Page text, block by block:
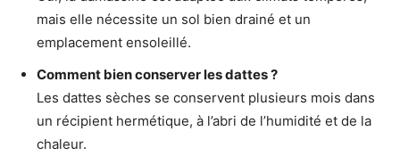
mais elle nécessite un sol bien drainé et un
emplacement ensoleillé.
Comment bien conserver les dattes ?
Les dattes sèches se conservent plusieurs mois dans
un récipient hermétique, à l’abri de l’humidité et de la
chaleur.